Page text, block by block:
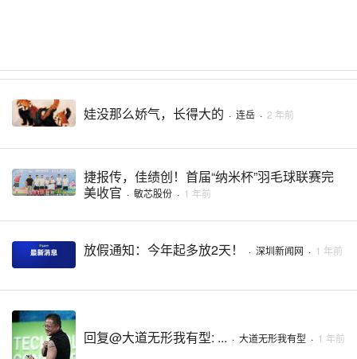
娃没那么娇气，长得大的 · 连岳 · 2 年前
捷报传，佳绩创！首届“纳米杯”羽毛球联赛完
美收官 · 敏芯股份 · 1 年前
放假通知：今年起多放2天！ · 深圳新闻网 · 1 年前
回复@大道无形我有型: ... · 大道无形我有型 · 1 年前